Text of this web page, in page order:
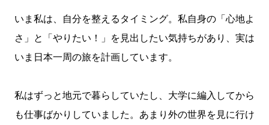
いま私は、自分を整えるタイミング。私自身の「心地よ
さ」と「やりたい！」を見出したい気持ちがあり、実は
いま日本一周の旅を計画しています。
私はずっと地元で暮らしていたし、大学に編入してから
も仕事ばかりしていました。あまり外の世界を見に行け